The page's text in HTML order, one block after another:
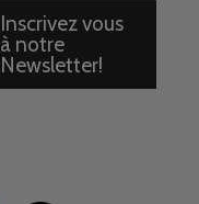
Inscrivez vous
à notre
Newsletter!